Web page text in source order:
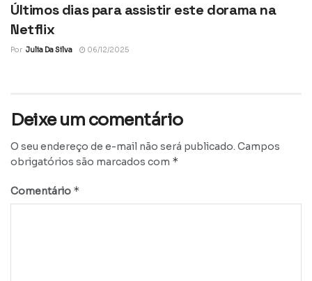
Últimos dias para assistir este dorama na
Netflix
Por Julia Da Silva 06/12/2025
Deixe um comentário
O seu endereço de e-mail não será publicado. Campos
obrigatórios são marcados com *
Comentário *